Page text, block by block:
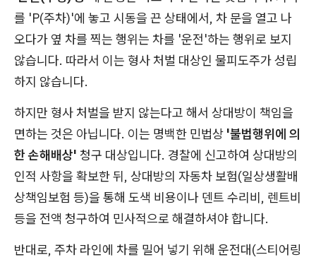
를 'P(주차)'에 놓고 시동을 끈 상태에서, 차 문을 열고 나
오다가 옆 차를 찍는 행위는 차를 '운전'하는 행위로 보지
않습니다. 따라서 이는 형사 처벌 대상인 물피도주가 성립
하지 않습니다.
하지만 형사 처벌을 받지 않는다고 해서 상대방이 책임을
면하는 것은 아닙니다. 이는 명백한 민법상 '불법행위에 의
한 손해배상' 청구 대상입니다. 경찰에 신고하여 상대방의
인적 사항을 확보한 뒤, 상대방의 자동차 보험(일상생활배
상책임보험 등)을 통해 도색 비용이나 덴트 수리비, 렌트비
등을 전액 청구하여 민사적으로 해결하셔야 합니다.
반대로, 주차 라인에 차를 밀어 넣기 위해 운전대(스티어링